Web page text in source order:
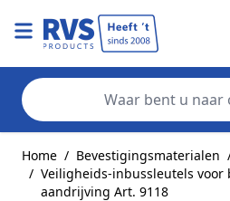
Home / Bevestigingsmaterialen
/ Veiligheids-inbussleutels voor
aandrijving Art. 9118